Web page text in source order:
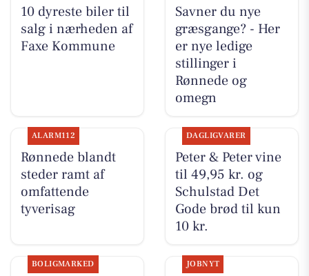
10 dyreste biler til
salg i nærheden af
Faxe Kommune
Savner du nye
græsgange? - Her
er nye ledige
stillinger i
Rønnede og
omegn
ALARM112
Rønnede blandt
steder ramt af
omfattende
tyverisag
DAGLIGVARER
Peter & Peter vine
til 49,95 kr. og
Schulstad Det
Gode brød til kun
10 kr.
BOLIGMARKED JOBNYT